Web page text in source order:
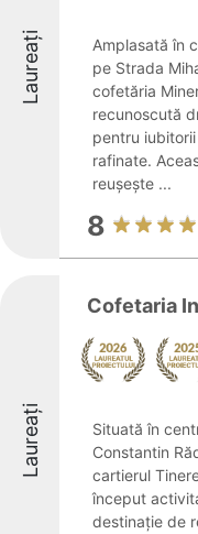
Laureați
Amplasată în
pe Strada
cofetăria
recunoscută
pentru
rafinate.
reușește ...
8
Laureați
Cofetaria
Situată în
Constantin
cartierul
început
destinație de